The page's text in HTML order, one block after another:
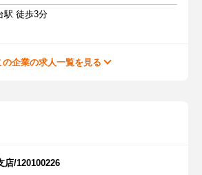
駅 徒歩3分
の企業の求人一覧を見る
/120100226